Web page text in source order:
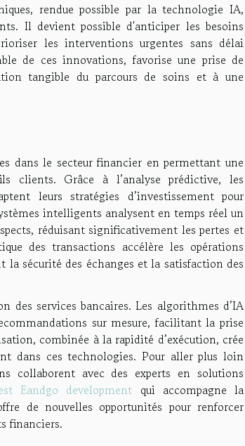
rendue possible par la technologie IA,
Il devient possible d'anticiper les besoins
les interventions urgentes sans délai
de ces innovations, favorise une prise de
tangible du parcours de soins et à une
dans le secteur financier en permettant une
clients. Grâce à l’analyse prédictive, les
leurs stratégies d’investissement pour
intelligents analysent en temps réel un
réduisant significativement les pertes et
des transactions accélère les opérations
sécurité des échanges et la satisfaction des
des services bancaires. Les algorithmes d’IA
sur mesure, facilitant la prise
combinée à la rapidité d’exécution, crée
dans ces technologies. Pour aller plus loin
collaborent avec des experts en solutions
Eandgo development qui accompagne la
de nouvelles opportunités pour renforcer
financiers.